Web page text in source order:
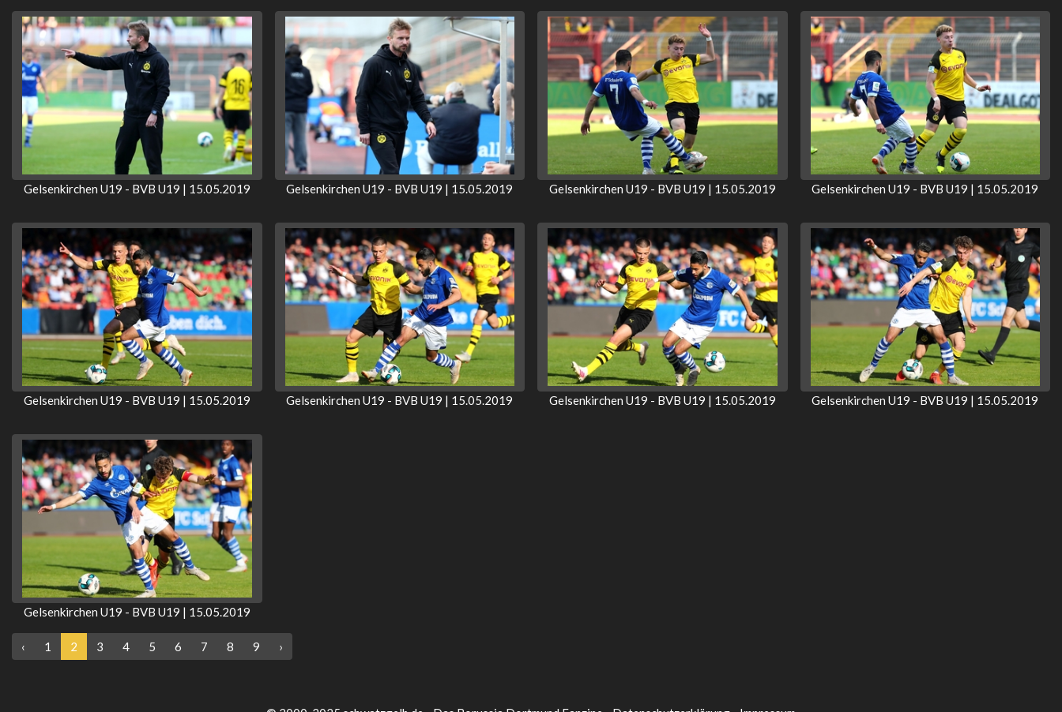
Gelsenkirchen U19 - BVB U19 | 15.05.2019 Gelsenkirchen U19 - BVB U19 | 15.05.2019 Gelsenkirchen U19 - BVB U19 | 15.05.2019 Gelsenkirchen U19 - BVB U19 | 15.05.2019
Gelsenkirchen U19 - BVB U19 | 15.05.2019 Gelsenkirchen U19 - BVB U19 | 15.05.2019 Gelsenkirchen U19 - BVB U19 | 15.05.2019 Gelsenkirchen U19 - BVB U19 | 15.05.2019
Gelsenkirchen U19 - BVB U19 | 15.05.2019
‹ 1 2 3 4 5 6 7 8 9 ›